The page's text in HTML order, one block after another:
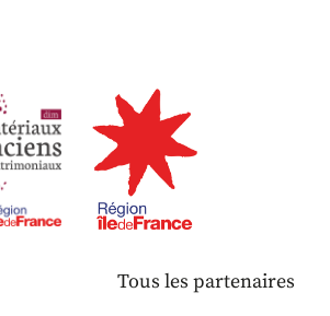
Tous les partenaires